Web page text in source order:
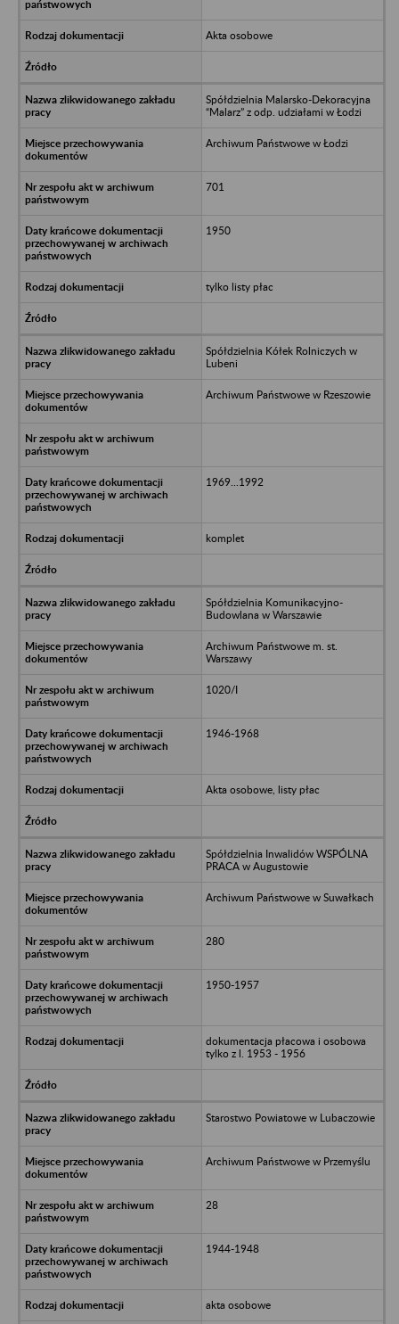
Akta osobowe
Spółdzielnia Malarsko-Dekoracyjna
“Malarz” z odp. udziałami w Łodzi
Archiwum Państwowe w Łodzi
701
1950
tylko listy płac
Spółdzielnia Kółek Rolniczych w
Lubeni
Archiwum Państwowe w Rzeszowie
1969...1992
komplet
Spółdzielnia Komunikacyjno-
Budowlana w Warszawie
Archiwum Państwowe m. st.
Warszawy
1020/I
1946-1968
Akta osobowe, listy płac
Spółdzielnia Inwalidów WSPÓLNA
PRACA w Augustowie
Archiwum Państwowe w Suwałkach
280
1950-1957
dokumentacja płacowa i osobowa
tylko z l. 1953 - 1956
Starostwo Powiatowe w Lubaczowie
Archiwum Państwowe w Przemyślu
28
1944-1948
akta osobowe